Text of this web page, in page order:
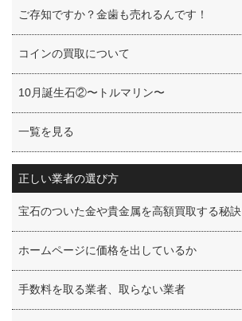
ご存知ですか？金歯も売れるんです！
コインの買取について
10月誕生石②〜トルマリン〜
一覧を見る
正しい業者の選び方
宝石のついた金や貴金属を高額買取する秘訣
ホームページに価格を出しているか
手数料を取る業者、取らない業者